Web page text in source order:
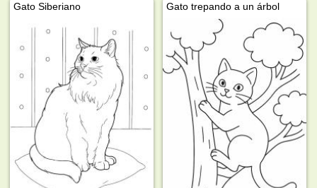
Gato Siberiano Gato trepando a un árbol